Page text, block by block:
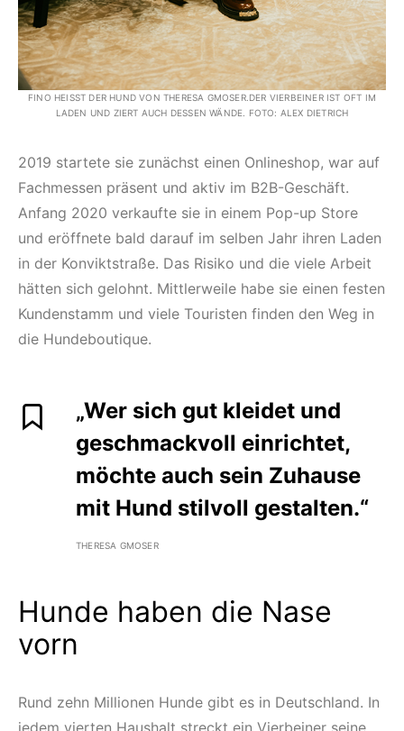
FINO HEISST DER HUND VON THERESA GMOSER.DER VIERBEINER IST OFT IM L
ADEN UND ZIERT AUCH DESSEN WÄNDE. FOTO: ALEX DIETRICH
2019 startete sie zunächst einen Onlineshop, war auf
Fachmessen präsent und aktiv im B2B-Geschäft.
Anfang 2020 verkaufte sie in einem Pop-up Store
und eröffnete bald darauf im selben Jahr ihren Laden
in der Konviktstraße. Das Risiko und die viele Arbeit
hätten sich gelohnt. Mittler­weile habe sie einen festen
Kundenstamm und viele Touristen finden den Weg in
die Hundeboutique.
„Wer sich gut kleidet und
geschmackvoll einrichtet,
möchte auch sein Zuhause
mit Hund stilvoll gestalten.“
THERESA GMOSER
Hunde haben die Nase
vorn
Rund zehn Millionen Hunde gibt es in Deutschland. In
jedem vierten Haushalt streckt ein Vierbeiner seine